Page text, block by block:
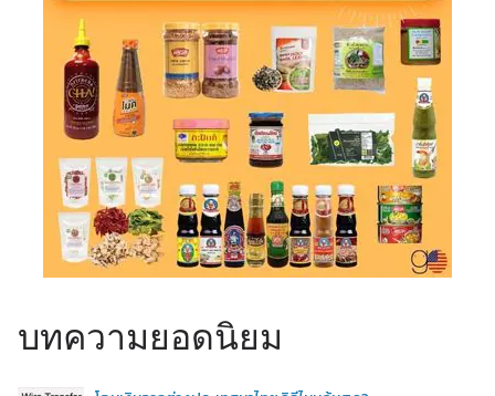
บทความยอดนิยม